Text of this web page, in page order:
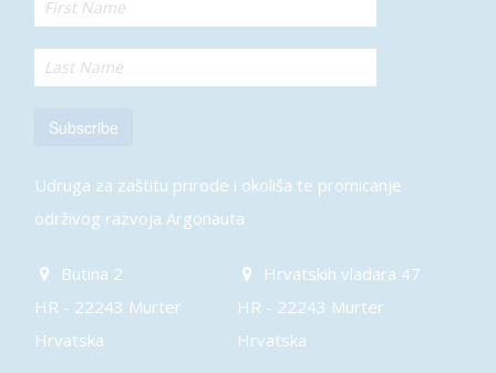
Subscribe
Udruga za zaštitu prirode i okoliša te promicanje
održivog razvoja Argonauta
Butina 2
HR - 22243 Murter
Hrvatska
Hrvatskih vladara 47
HR - 22243 Murter
Hrvatska